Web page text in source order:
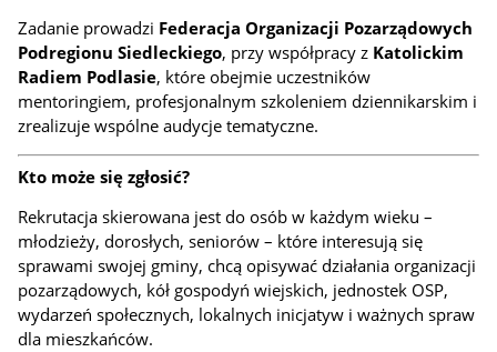
Zadanie prowadzi Federacja Organizacji Pozarządowych
Podregionu Siedleckiego, przy współpracy z Katolickim
Radiem Podlasie, które obejmie uczestników
mentoringiem, profesjonalnym szkoleniem dziennikarskim i
zrealizuje wspólne audycje tematyczne.
Kto może się zgłosić?
Rekrutacja skierowana jest do osób w każdym wieku –
młodzieży, dorosłych, seniorów – które interesują się
sprawami swojej gminy, chcą opisywać działania organizacji
pozarządowych, kół gospodyń wiejskich, jednostek OSP,
wydarzeń społecznych, lokalnych inicjatyw i ważnych spraw
dla mieszkańców.